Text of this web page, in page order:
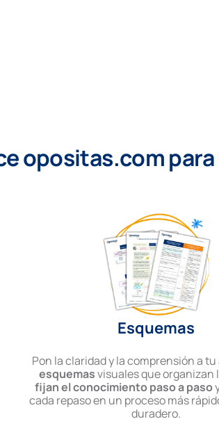
opositas.com para
Esquemas
Pon la claridad y la comprensión a
esquemasvisuales que organizan
fijan el conocimiento paso a paso
cada repaso en un proceso más
duradero.